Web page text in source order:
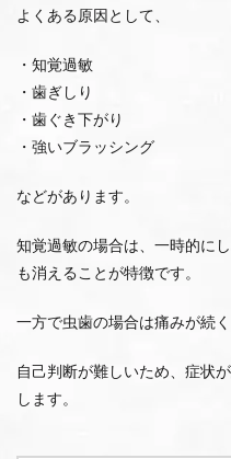
よくある原因として、
・知覚過敏
・歯ぎしり
・歯ぐき下がり
・強いブラッシング
などがあります。
知覚過敏の場合は、一時的に
も消えることが特徴です。
一方で虫歯の場合は痛みが続く
自己判断が難しいため、症状
します。